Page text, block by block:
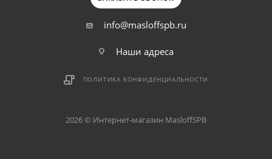
info@masloffspb.ru
Наши адреса
ПОЛИТИКА КОНФИДЕНЦИАЛЬНОСТИ
2026 © Интернет-магазин MasloffSPB